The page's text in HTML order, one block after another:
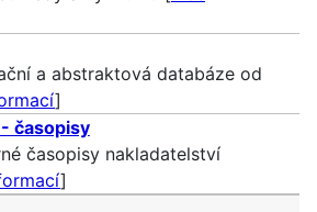
a abstraktová databáze od
]
časopisy
časopisy nakladatelství
]